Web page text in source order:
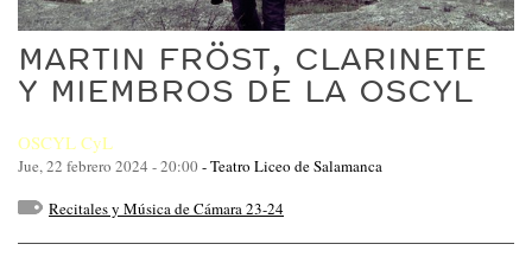
MARTIN FRÖST, CLARINETE
Y MIEMBROS DE LA OSCYL
OSCYL CyL
Jue, 22 febrero 2024 - 20:00-Teatro Liceo de Salamanca
Recitales y Música de Cámara 23-24